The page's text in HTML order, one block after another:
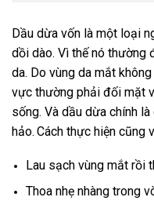
Dầu dừa vốn là một loại
dồi dào. Vì thế nó
da. Do vùng da mắt
vực thường phải đối mặt
sống. Và dầu dừa chính
hảo. Cách thực hiện cũng
Lau sạch vùng mắt rồi
Thoa nhẹ nhàng trong